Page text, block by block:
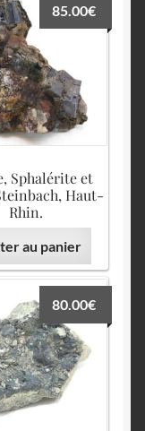
Sphalérite et
Haut-
Rhin.
85.00€
au panier
80.00€